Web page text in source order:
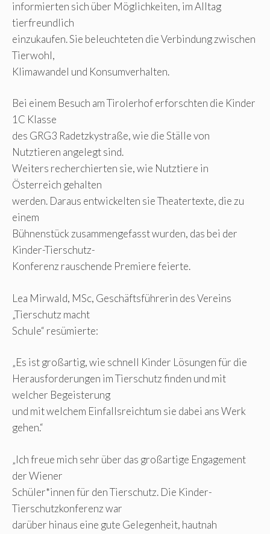
informierten sich über Möglichkeiten, im Alltag
tierfreundlich
einzukaufen. Sie beleuchteten die Verbindung zwischen
Tierwohl,
Klimawandel und Konsumverhalten.
Bei einem Besuch am Tirolerhof erforschten die Kinder
1C Klasse
des GRG3 Radetzkystraße, wie die Ställe von
Nutztieren angelegt sind.
Weiters recherchierten sie, wie Nutztiere in
Österreich gehalten
werden. Daraus entwickelten sie Theatertexte, die zu
einem
Bühnenstück zusammengefasst wurden, das bei der
Kinder-Tierschutz-
Konferenz rauschende Premiere feierte.
Lea Mirwald, MSc, Geschäftsführerin des Vereins
„Tierschutz macht
Schule“ resümierte:
„Es ist großartig, wie schnell Kinder Lösungen für die
Herausforderungen im Tierschutz finden und mit
welcher Begeisterung
und mit welchem Einfallsreichtum sie dabei ans Werk
gehen.“
„Ich freue mich sehr über das großartige Engagement
der Wiener
Schüler*innen für den Tierschutz. Die Kinder-
Tierschutzkonferenz war
darüber hinaus eine gute Gelegenheit, hautnah